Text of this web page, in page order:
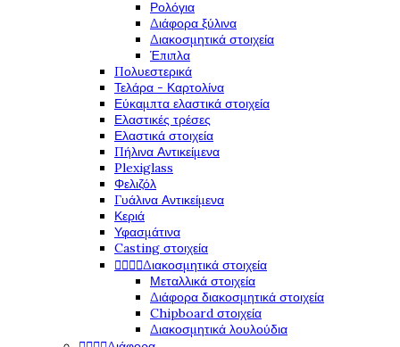
Ρολόγια
Διάφορα ξύλινα
Διακοσμητικά στοιχεία
Έπιπλα
Πολυεστερικά
Τελάρα - Καρτολίνα
Εύκαμπτα ελαστικά στοιχεία
Ελαστικές τρέσες
Ελαστικά στοιχεία
Πήλινα Αντικείμενα
Plexiglass
Φελιζόλ
Γυάλινα Αντικείμενα
Κεριά
Υφασμάτινα
Casting στοιχεία
Διακοσμητικά στοιχεία
Μεταλλικά στοιχεία
Διάφορα διακοσμητικά στοιχεία
Chipboard στοιχεία
Διακοσμητικά λουλούδια